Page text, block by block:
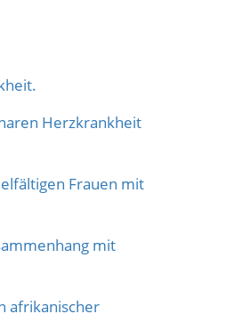
Herzkrankheit
Frauen mit
mit
afrikanischer